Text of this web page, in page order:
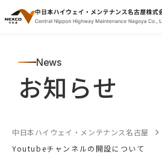
News
お知らせ
中日本ハイウェイ・メンテナンス名古屋
Youtubeチャンネルの開設について